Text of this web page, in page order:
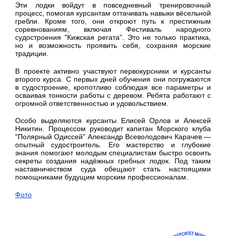
Эти лодки войдут в повседневный тренировочный
процесс, помогая курсантам оттачивать навыки вёсельной
гребли. Кроме того, они откроют путь к престижным
соревнованиям, включая Фестиваль народного
судостроения "Кижская регата". Это не только практика,
но и возможность проявить себя, сохраняя морские
традиции.
В проекте активно участвуют первокурсники и курсанты
второго курса. С первых дней обучения они погружаются
в судостроение, кропотливо соблюдая все параметры и
осваивая тонкости работы с деревом. Ребята работают с
огромной ответственностью и удовольствием.
Особо выделяются курсанты Елисей Орлов и Алексей
Никитин. Процессом руководит капитан Морского клуба
"Полярный Одиссей" Александр Всеволодович Карачев —
опытный судостроитель. Его мастерство и глубокие
знания помогают молодым специалистам быстро освоить
секреты создания надёжных гребных лодок. Под таким
наставничеством суда обещают стать настоящими
помощниками будущим морским профессионалам.
Фото